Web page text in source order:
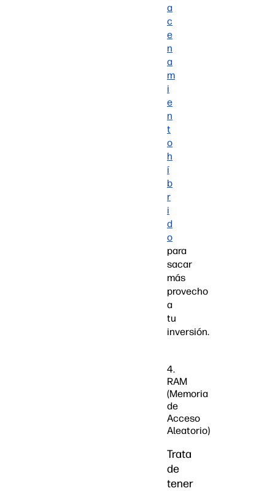
a
c
e
n
a
m
i
e
n
t
o
h
í
b
r
i
d
o
para
sacar
más
provecho
a
tu
inversión.
4.
RAM
(Memoria
de
Acceso
Aleatorio)
Trata
de
tener